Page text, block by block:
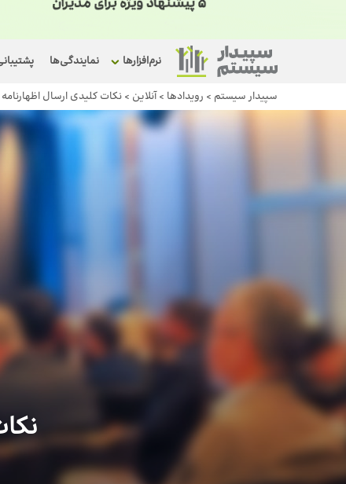
نرم‌افزارها نمایندگی‌ها
سپیدار سیستم > رویداد‌ها >آنلاین > نکات کلیدی ارسال